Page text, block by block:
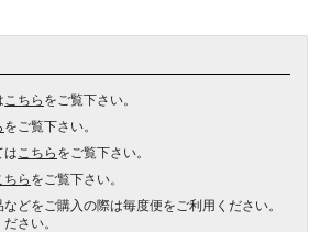
こちらをご覧下さい。
をご覧下さい。
は こちらをご覧下さい。
ちらをご覧下さい。
どをご購入の際は毎度便をご利用ください。
さい。